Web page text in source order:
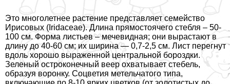
Это многолетнее растение представляет семейство
Ирисовых (Iridaceae). Длина прямостоячего стeбля – 50-
100 см. Форма листьев – мечевидная; они вырастают в
длину до 40-60 см; их ширина — 0,7-2,5 см. Лист перегнут
вдоль хорошо выраженной центральной бороздки.
Зеленый остроконечный веер охватывает стебель,
образуя воронку. Соцветия метельчатого типа,